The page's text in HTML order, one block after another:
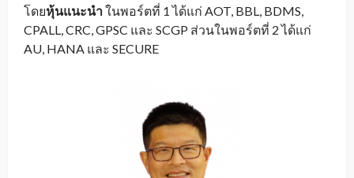
โดยหุ้นแนะนำในพอร์ตที่ 1 ได้แก่ AOT, BBL, BDMS,
CPALL, CRC, GPSC และ SCGP ส่วนในพอร์ตที่ 2 ได้แก่
AU, HANA และ SECURE